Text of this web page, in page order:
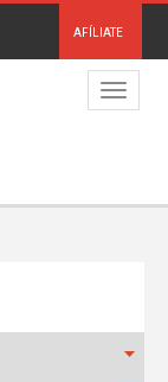
AFÍLIATE
Menú